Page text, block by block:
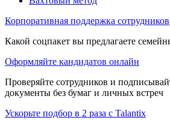
Корпоративная поддержка сотрудников
Какой соцпакет вы предлагаете
Оформляйте кандидатов онлайн
Проверяйте сотрудников и
документы без бумаг и личных встреч
Ускорьте подбор в 2 раза с Talantix